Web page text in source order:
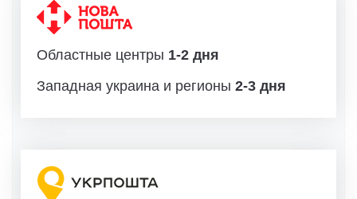
Областные центры 1-2 дня
Западная украина и регионы 2-3 дня